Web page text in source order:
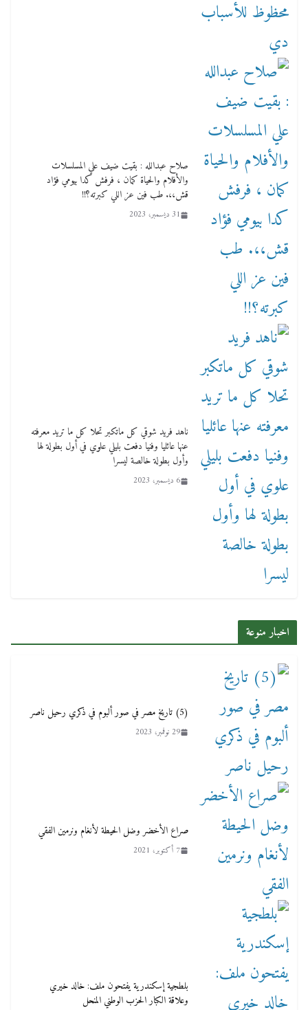
صلاح عبدالله : بقيت ضيف علي المسلسلات
والأفلام والحياة كمان ، فرفش كدا بيومي فؤاد
قش،،. طب فين عز اللي كبرته؟!!
31 ديسمبر، 2023
ناهد فريد شوقي كل ماتكبر تحلا كل ما تريد معرفته
عنها عائليا وفنيا دفعت بليلي علوي في أول بطولة لها
وأول بطولة خالصة ليسرا
6 ديسمبر، 2023
اخبار منوعة
(5) تاريخ مصر في صور ألبوم في ذكري رحيل ناصر
29 نوفمبر، 2023
صراع الأخضر وضل الحيطة لأنغام ونرمين الفقي
7 أكتوبر، 2021
بلطجية إسكندرية يفتحون ملف: خالد خيري
وعلاقة الكبار الحزب الوطني المنحل